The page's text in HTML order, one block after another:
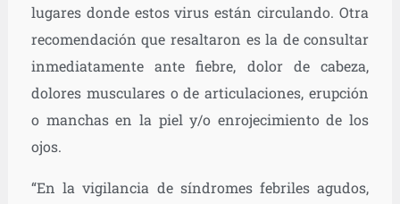
lugares donde estos virus están circulando. Otra
recomendación que resaltaron es la de consultar
inmediatamente ante fiebre, dolor de cabeza,
dolores musculares o de articulaciones, erupción
o manchas en la piel y/o enrojecimiento de los
ojos.
“En la vigilancia de síndromes febriles agudos,